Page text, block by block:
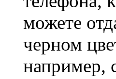
можете
черном
например,